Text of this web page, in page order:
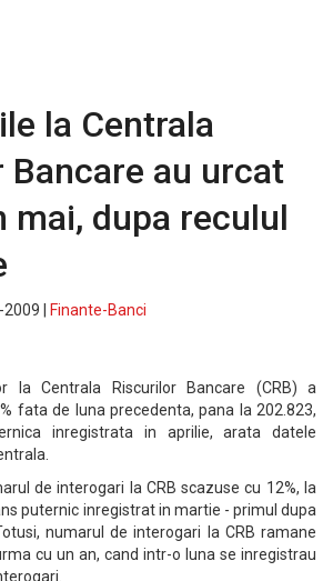
la Centrala
Bancare au urcat
mai, dupa reculul
|
Finante-Banci
la Centrala Riscurilor Bancare (CRB) a
fata de luna precedenta, pana la 202.823,
inregistrata in aprilie, arata datele
de interogari la CRB scazuse cu 12%, la
puternic inregistrat in martie - primul dupa
numarul de interogari la CRB ramane
cu un an, cand intr-o luna se inregistrau